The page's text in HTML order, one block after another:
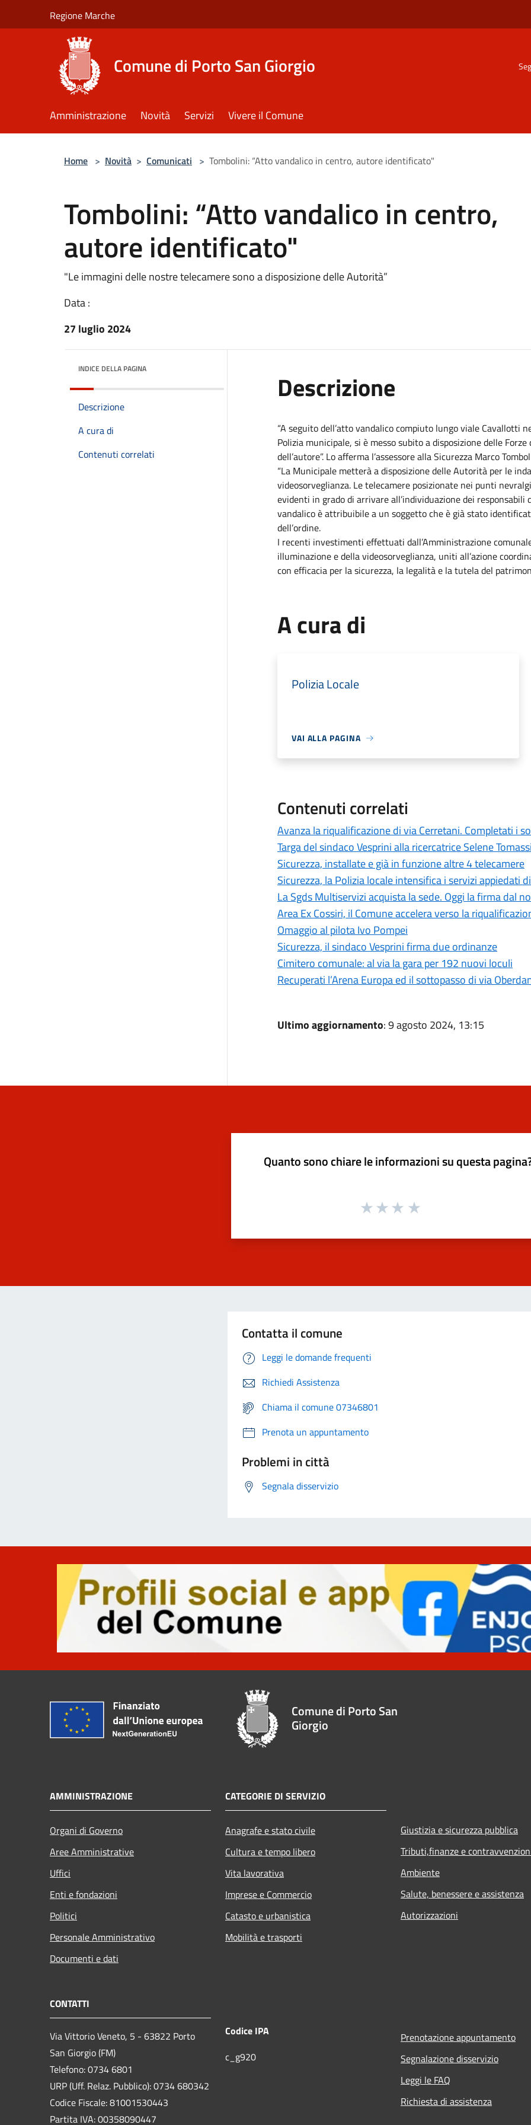
Regione Marche
Comune di Porto San Giorgio
Amministrazione Novità Servizi Vivere il Comune
Home > Novità > Comunicati > Tombolini: “Atto vandalico in centro, autore identificato"
Tombolini: “Atto vandalico in centro,
autore identificato"
"Le immagini delle nostre telecamere sono a disposizione delle Autorità”
Data :
27 luglio 2024
INDICE DELLA PAGINA
Descrizione
A cura di
Contenuti correlati
Descrizione
“A seguito dell’atto vandalico compiuto lungo viale Cavallotti
Polizia municipale, si è messo subito a disposizione delle
dell’autore”. Lo afferma l’assessore alla Sicurezza Marco
“La Municipale metterà a disposizione delle Autorità per le
videosorveglianza. Le telecamere posizionate nei punti
evidenti in grado di arrivare all’individuazione dei
vandalico è attribuibile a un soggetto che è già stato
dell’ordine.
I recenti investimenti effettuati dall’Amministrazione
illuminazione e della videosorveglianza, uniti all’azione
con efficacia per la sicurezza, la legalità e la tutela del
A cura di
Polizia Locale
VAI ALLA PAGINA
Contenuti correlati
Avanza la riqualificazione di via Cerretani. Completati i
Targa del sindaco Vesprini alla ricercatrice Selene
Sicurezza, installate e già in funzione altre 4 telecamere
Sicurezza, la Polizia locale intensifica i servizi appiedati
La Sgds Multiservizi acquista la sede. Oggi la firma dal
Area Ex Cossiri, il Comune accelera verso la
Omaggio al pilota Ivo Pompei
Sicurezza, il sindaco Vesprini firma due ordinanze
Cimitero comunale: al via la gara per 192 nuovi loculi
Recuperati l’Arena Europa ed il sottopasso di via
Ultimo aggiornamento: 9 agosto 2024, 13:15
Quanto sono chiare le informazioni su questa
Contatta il comune
Leggi le domande frequenti
Richiedi Assistenza
Chiama il comune 07346801
Prenota un appuntamento
Problemi in città
Segnala disservizio
Comune di Porto San
Giorgio
AMMINISTRAZIONE
Organi di Governo
Aree Amministrative
Uffici
Enti e fondazioni
Politici
Personale Amministrativo
Documenti e dati
CATEGORIE DI SERVIZIO
Anagrafe e stato civile
Cultura e tempo libero
Vita lavorativa
Imprese e Commercio
Catasto e urbanistica
Mobilità e trasporti
Giustizia e sicurezza pubblica
Tributi,finanze e
Ambiente
Salute, benessere e assistenza
Autorizzazioni
CONTATTI
Via Vittorio Veneto, 5 - 63822 Porto
San Giorgio (FM)
Telefono: 0734 6801
URP (Uff. Relaz. Pubblico): 0734 680342
Codice Fiscale: 81001530443
Partita IVA: 00358090447
Codice IPA
c_g920
Prenotazione appuntamento
Segnalazione disservizio
Leggi le FAQ
Richiesta di assistenza